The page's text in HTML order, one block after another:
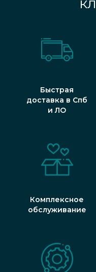
Быстрая
доставка в Спб
и ЛО
Комплексное
обслуживание